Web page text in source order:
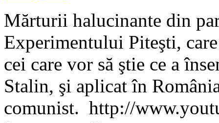
Mărturii halucinante din
Experimentului Piteşti,
cei care vor să ştie ce a
Stalin, şi aplicat în
comunist. http://